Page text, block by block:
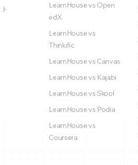
LearnHouse vs Open
edX
LearnHouse vs
Thinkific
LearnHouse vs Canvas
LearnHouse vs Kajabi
LearnHouse vs Skool
LearnHouse vs Podia
LearnHouse vs
Coursera